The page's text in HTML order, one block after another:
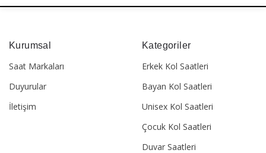
Kurumsal
Saat Markaları
Duyurular
İletişim
Kategoriler
Erkek Kol Saatleri
Bayan Kol Saatleri
Unisex Kol Saatleri
Çocuk Kol Saatleri
Duvar Saatleri